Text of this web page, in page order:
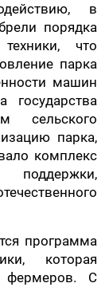
в
порядка
что
парка
машин
сельского
парка,
комплекс
программа
которая
фермеров. С